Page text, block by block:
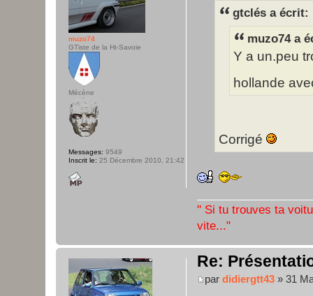
gtclés a écrit:
muzo74 a
Y a un.peu
hollande
Corrigé
" Si tu trouves ta
vite..."
muzo74
GTiste de la Ht-Savoie
Mécène
Messages: 9549
Inscrit le: 25 Décembre 2010, 21:42
Re:
par didiergtt43 » 31